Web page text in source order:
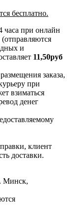
бесплатно.
часа при онлайн
и
11,50руб
заказа,
при
взиматься
денег
клиент
доставки.
Минск,